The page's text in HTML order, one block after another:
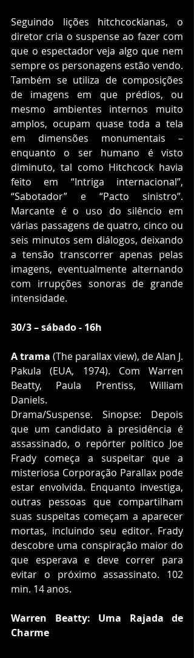
Seguindo lições hitchcockianas, o
diretor cria o suspense ao fazer com
que o espectador veja algo que nem
sempre os personagens estão vendo.
Também se utiliza de composições
de imagens em que prédios, ou
mesmo ambientes internos muito
amplos, ocupam quase toda a tela
em dimensões monumentais –
enquanto o ser humano é visto
diminuto, tal como Hitchcock havia
feito em “Intriga internacional”,
“Sabotador” e “Pacto sinistro”.
Marcante é o uso do silêncio em
várias passagens de quatro, cinco ou
seis minutos sem diálogos, deixando
a tensão transcorrer apenas pelas
imagens, eventualmente alternando
com irrupções sonoras de grande
intensidade.
30/3 – sábado - 16h
A trama (The parallax view), de Alan J.
Pakula (EUA, 1974). Com Warren
Beatty, Paula Prentiss, William
Daniels.
Drama/Suspense. Sinopse: Depois
que um candidato à presidência é
assassinado, o repórter político Joe
Frady começa a suspeitar que a
misteriosa Corporação Parallax pode
estar envolvida. Enquanto investiga,
outras pessoas que compartilham
suas suspeitas começam a aparecer
mortas, incluindo seu editor. Frady
descobre uma conspiração maior do
que esperava e deve correr para
evitar o próximo assassinato. 102
min. 14 anos.
Warren Beatty: Uma Rajada de
Charme